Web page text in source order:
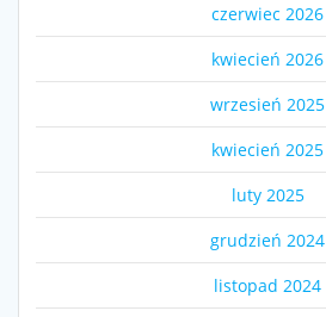
czerwiec 2026
kwiecień 2026
wrzesień 2025
kwiecień 2025
luty 2025
grudzień 2024
listopad 2024